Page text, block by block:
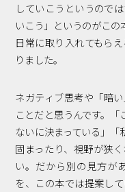
していこうというので
いこう」というのがこの
日常に取り入れてもら
りました。
ネガティブ思考や「暗
ことだと思うんです。
ないに決まっている」「
固まったり、視野が狭
い。だから別の見方が
を、この本では提案し